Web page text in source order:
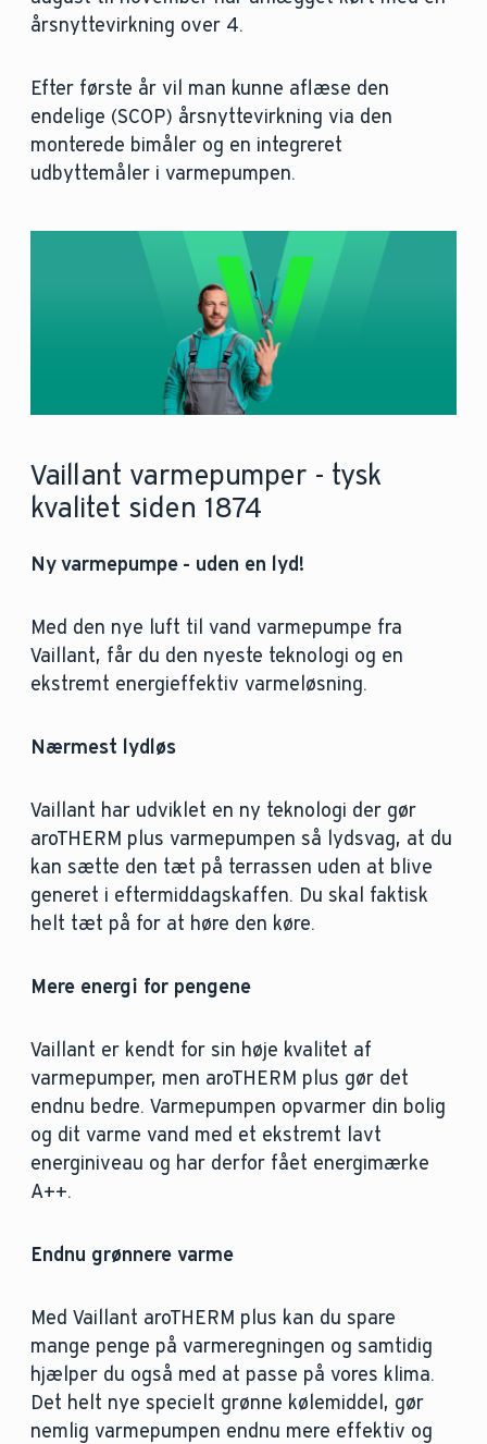
årsnyttevirkning over 4.
Efter første år vil man kunne aflæse den
endelige (SCOP) årsnyttevirkning via den
monterede bimåler og en integreret
udbyttemåler i varmepumpen.
Vaillant varmepumper - tysk
kvalitet siden 1874
Ny varmepumpe - uden en lyd!
Med den nye luft til vand varmepumpe fra
Vaillant, får du den nyeste teknologi og en
ekstremt energieffektiv varmeløsning.
Nærmest lydløs
Vaillant har udviklet en ny teknologi der gør
aroTHERM plus varmepumpen så lydsvag, at du
kan sætte den tæt på terrassen uden at blive
generet i eftermiddagskaffen. Du skal faktisk
helt tæt på for at høre den køre.
Mere energi for pengene
Vaillant er kendt for sin høje kvalitet af
varmepumper, men aroTHERM plus gør det
endnu bedre. Varmepumpen opvarmer din bolig
og dit varme vand med et ekstremt lavt
energiniveau og har derfor fået energimærke
A++.
Endnu grønnere varme
Med Vaillant aroTHERM plus kan du spare
mange penge på varmeregningen og samtidig
hjælper du også med at passe på vores klima.
Det helt nye specielt grønne kølemiddel, gør
nemlig varmepumpen endnu mere effektiv og